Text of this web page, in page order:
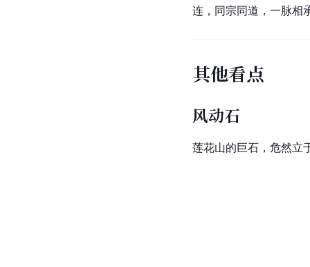
连，同宗同道，一脉相
其他看点
风动石
莲花山的巨石，危然立